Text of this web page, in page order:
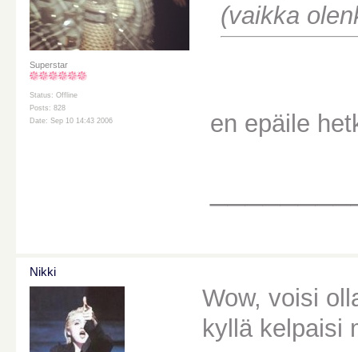
Superstar
Status: Offline
Posts: 828
Date: Sep 10 14:43 2006
(vaikka
en epäile
Nikki
Wow, voisi
kyllä kelpaisi